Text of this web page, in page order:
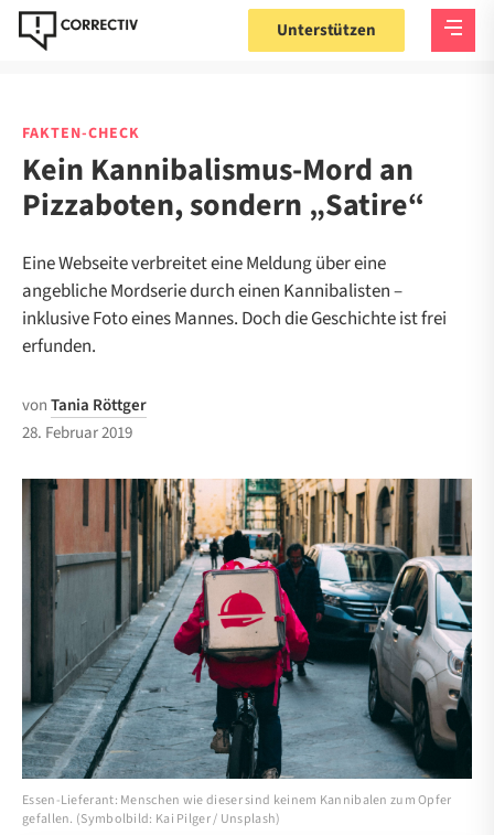
Unterstützen
FAKTEN-CHECK
Kein Kannibalismus-Mord an
Pizzaboten, sondern „Satire“
Eine Webseite verbreitet eine Meldung über eine
angebliche Mordserie durch einen Kannibalisten –
inklusive Foto eines Mannes. Doch die Geschichte ist frei
erfunden.
vonTania Röttger
28. Februar 2019
Essen-Lieferant: Menschen wie dieser sind keinem Kannibalen zum Opfer
gefallen. (Symbolbild: Kai Pilger / Unsplash)